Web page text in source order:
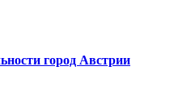
город Австрии